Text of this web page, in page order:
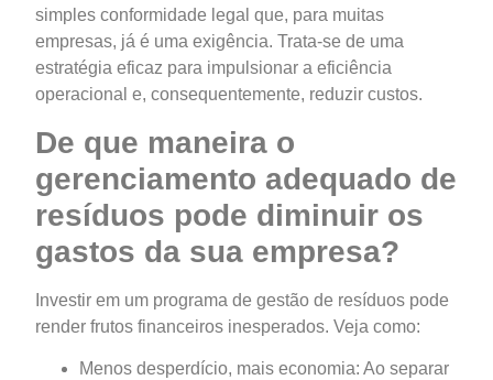
simples conformidade legal que, para muitas
empresas, já é uma exigência. Trata-se de uma
estratégia eficaz para impulsionar a eficiência
operacional e, consequentemente, reduzir custos.
De que maneira o
gerenciamento adequado de
resíduos pode diminuir os
gastos da sua empresa?
Investir em um programa de gestão de resíduos pode
render frutos financeiros inesperados. Veja como:
Menos desperdício, mais economia: Ao separar